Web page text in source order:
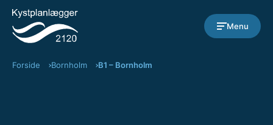
Menu
Forside Bornholm B1 – Bornholm